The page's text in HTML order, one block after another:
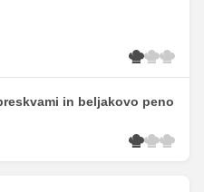
in beljakovo peno